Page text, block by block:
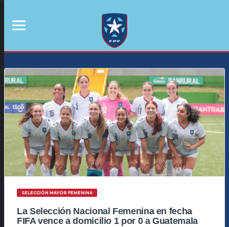
SELECCIÓN MAYOR FEMENINA
La Selección Nacional Femenina en fecha
FIFA vence a domicilio 1 por 0 a Guatemala